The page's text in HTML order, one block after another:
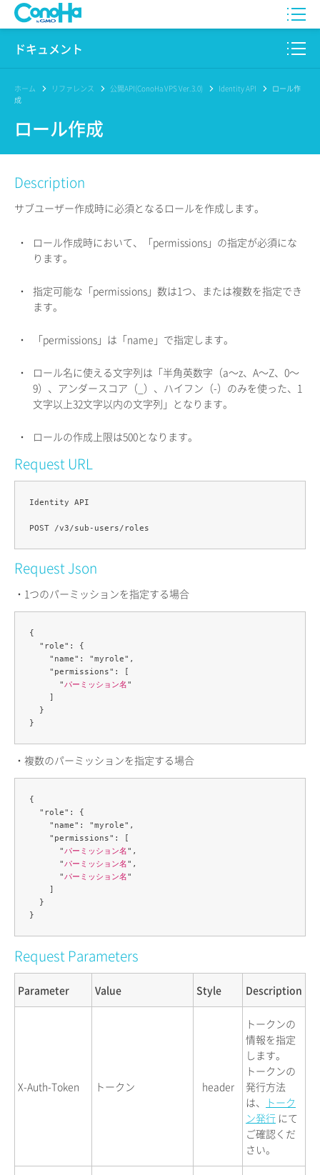
WING
Pencil
サービス一覧
サポート
ログイン
ドキュメント
このサイトについて
プロダクト
リファレンス
リリースノート
ホーム リファレンス 公開API(ConoHa VPS Ver.3.0) Identity API
ロール作
成
ロール作成
Description
サブユーザー作成時に必須となるロールを作成します。
・
ロール作成時において、「permissions」の指定が必須にな
ります。
・
指定可能な「permissions」数は1つ、または複数を指定でき
ます。
・ 「permissions」は「name」で指定します。
・
ロール名に使える文字列は「半角英数字（a〜z、A〜Z、0〜
9）、アンダースコア（_）、ハイフン（-）のみを使った、1
文字以上32文字以内の文字列」となります。
・ ロールの作成上限は500となります。
Request URL
Identity API
Request Json
・1つのパーミッションを指定する場合
{
  "role": {
    "name": "myrole",
    "permissions": [
      "
パーミッション名"
    ]
  }
・複数のパーミッションを指定する場合
{
  "role": {
    "name": "myrole",
    "permissions": [
      "
パーミッション名",
      "
パーミッション名",
      "
パーミッション名"
    ]
  }
Request Parameters
Parameter Value Style Description
X-Auth-Token トークン header
トークンの
情報を指定
します。
トークンの
発行方法
は、
トーク
ン発行 にて
ご確認くだ
さい。